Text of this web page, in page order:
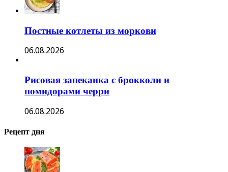
Постные котлеты из моркови
06.08.2026
Рисовая запеканка с брокколи и
помидорами черри
06.08.2026
Рецепт дня